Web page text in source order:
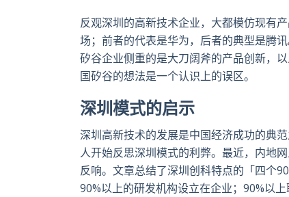
反观深圳的高新技术企业，大都模仿现有
场；前者的代表是华为，后者的典型是腾
矽谷企业侧重的是大刀阔斧的产品创新，
国矽谷的想法是一个认识上的误区。
深圳模式的启示
深圳高新技术的发展是中国经济成功的典
人开始反思深圳模式的利弊。最近，内地
反响。文章总结了深圳创科特点的「四个
90%以上的研发机构设立在企业；90%以上